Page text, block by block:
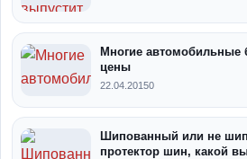
Многие автомобильные
цены
22.04.20150
Шипованный или не
протектор шин, какой